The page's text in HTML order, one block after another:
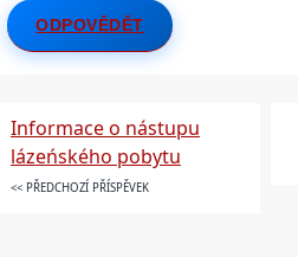
ODPOVĚDĚT
Informace o nástupu
lázeńského pobytu
<< PŘEDCHOZÍ PŘÍSPĚVEK